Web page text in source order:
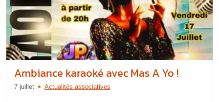
Ambiance karaoké avec Mas A Yo !
7 juillet Actualités associatives